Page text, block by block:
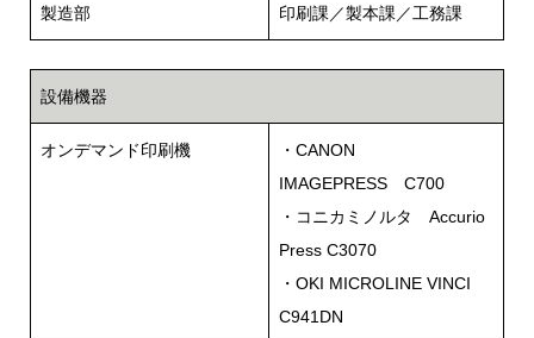
製造部 印刷課／製本課／工務課
設備機器
オンデマンド印刷機
・CANON
IMAGEPRESS C700
・コニカミノルタ Accurio
Press C3070
・OKI MICROLINE VINCI
C941DN